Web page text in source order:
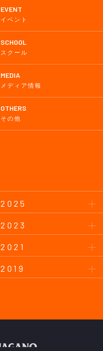
EVENT
イベント
SCHOOL
スクール
MEDIA
メディア情報
OTHERS
その他
2025
2023
2021
2019